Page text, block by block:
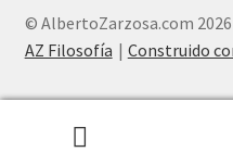
© AlbertoZarzosa.com 2026
AZ Filosofía
Construido